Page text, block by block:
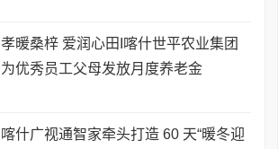
孝暖桑梓 爱润心田I喀什世平农业集团
为优秀员工父母发放月度养老金
喀什广视通智家牵头打造 60 天​“暖冬迎